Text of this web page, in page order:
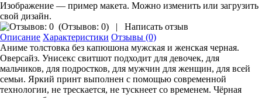
Изображение — пример макета. Можно изменить или загрузить
свой дизайн.
(Отзывов: 0) |
Написать отзыв
Описание Характеристики Отзывы (0)
Аниме толстовка без капюшона мужская и женская черная.
Оверсайз. Унисекс свитшот подходит для девочек, для
мальчиков, для подростков, для мужчин для женщин, для всей
семьи. Яркий принт выполнен с помощью современной
технологии, не трескается, не тускнеет со временем. Чёрная